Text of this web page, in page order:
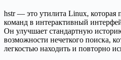
hstr — это утилита Linux, которая
команд в интерактивный
Он улучшает стандартную
возможности нечеткого поиска,
легкостью находить и повторно